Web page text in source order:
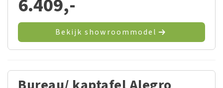
6.409,-
Bekijk showroommodel